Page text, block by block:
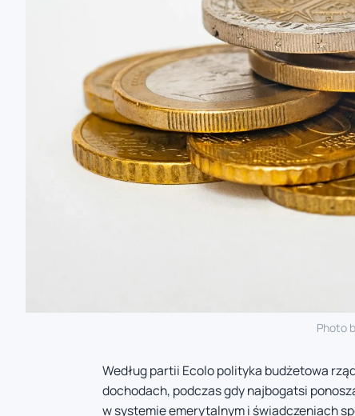
Photo
Według partii Ecolo polityka budżetowa
dochodach, podczas gdy najbogatsi
w systemie emerytalnym i świadczeniach